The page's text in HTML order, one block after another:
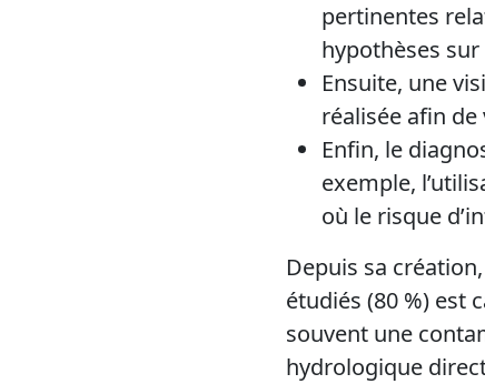
pertinentes
hypothèses
Ensuite, une
réalisée afin
Enfin, le
exemple,
où le risque
Depuis sa
étudiés (80 %) est
souvent une
hydrologique